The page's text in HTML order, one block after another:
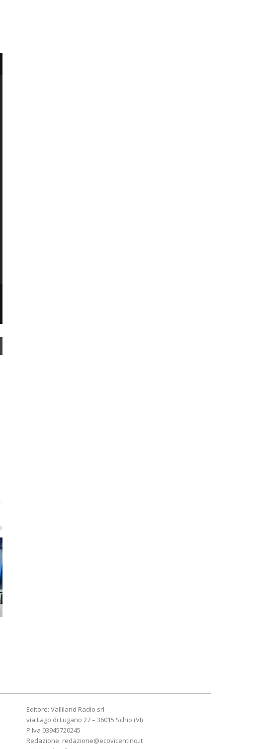
Editore: Valliland Radio srl
via Lago di Lugano 27 – 36015 Schio (VI)
P.Iva 03945720245
Redazione: redazione@ecovicentino.it